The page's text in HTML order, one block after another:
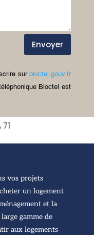
Envoyer
sur bloctel.gouv.fr
Bloctel
est
vos projets
un logement
et la
gamme de
aux logements